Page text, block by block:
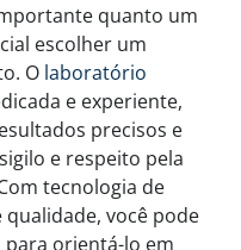
quanto um
escolher um
O laboratório
e experiente,
precisos e
e respeito pela
tecnologia de
você pode
orientá-lo em